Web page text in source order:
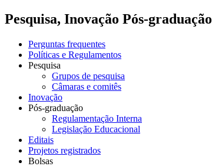
Pesquisa, Inovação Pós-graduação
Perguntas frequentes
Políticas e Regulamentos
Pesquisa
Grupos de pesquisa
Câmaras e comitês
Inovação
Pós-graduação
Regulamentação Interna
Legislação Educacional
Editais
Projetos registrados
Bolsas